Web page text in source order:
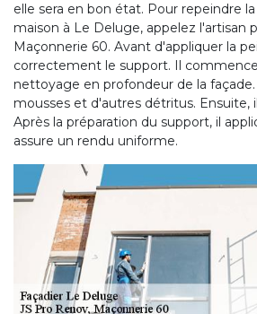
elle sera en bon état. Pour repeindre
maison à Le Deluge, appelez l'artisan
Maçonnerie 60. Avant d'appliquer la
correctement le support. Il
nettoyage en profondeur de la façade.
mousses et d'autres détritus. Ensuite,
Après la préparation du support, il
assure un rendu uniforme.